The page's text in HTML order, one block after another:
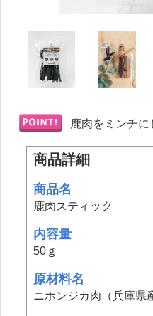
鹿肉をミンチ
商品詳細
商品名
鹿肉スティック
内容量
50ｇ
原材料名
ニホンジカ肉（兵庫県